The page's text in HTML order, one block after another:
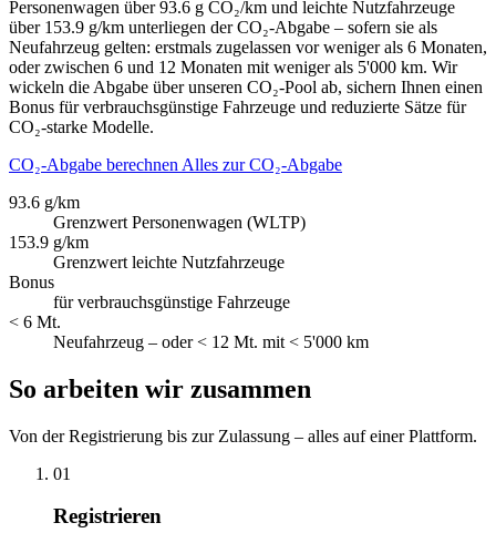
Personenwagen über 93.6 g CO₂/km und leichte Nutzfahrzeuge
über 153.9 g/km unterliegen der CO₂-Abgabe – sofern sie als
Neufahrzeug gelten: erstmals zugelassen vor weniger als 6 Monaten,
oder zwischen 6 und 12 Monaten mit weniger als 5'000 km. Wir
wickeln die Abgabe über unseren CO₂-Pool ab, sichern Ihnen einen
Bonus für verbrauchsgünstige Fahrzeuge und reduzierte Sätze für
CO₂-starke Modelle.
CO₂-Abgabe berechnen Alles zur CO₂-Abgabe
93.6 g/km
Grenzwert Personenwagen (WLTP)
153.9 g/km
Grenzwert leichte Nutzfahrzeuge
Bonus
für verbrauchsgünstige Fahrzeuge
< 6 Mt.
Neufahrzeug – oder < 12 Mt. mit < 5'000 km
So arbeiten wir zusammen
Von der Registrierung bis zur Zulassung – alles auf einer Plattform.
01
Registrieren